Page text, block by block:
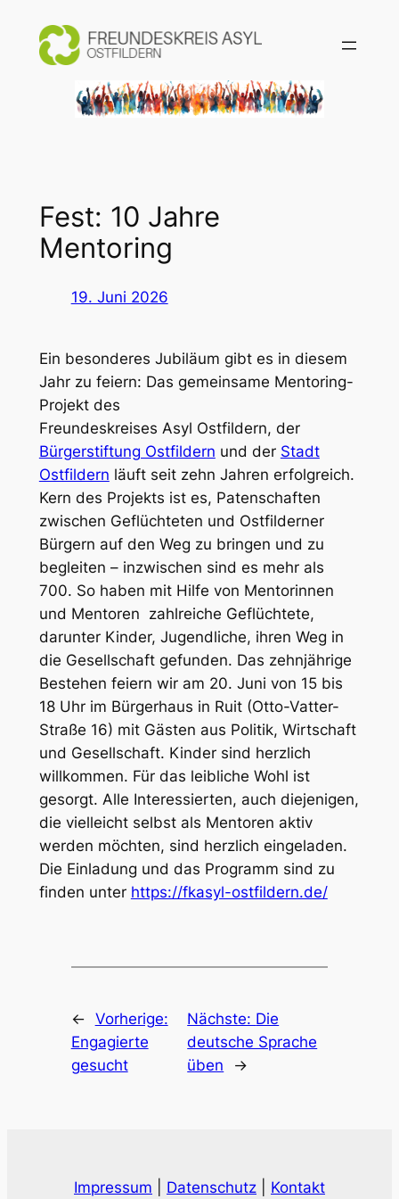
Inhalt
springen
Fest: 10 Jahre
Mentoring
19. Juni 2026
Ein besonderes Jubiläum gibt es in diesem
Jahr zu feiern: Das gemeinsame Mentoring-
Projekt des
Freundeskreises Asyl Ostfildern, der
Bürgerstiftung Ostfildern und der Stadt
Ostfildern läuft seit zehn Jahren erfolgreich.
Kern des Projekts ist es, Patenschaften
zwischen Geflüchteten und Ostfilderner
Bürgern auf den Weg zu bringen und zu
begleiten – inzwischen sind es mehr als
700. So haben mit Hilfe von Mentorinnen
und Mentoren zahlreiche Geflüchtete,
darunter Kinder, Jugendliche, ihren Weg in
die Gesellschaft gefunden. Das zehnjährige
Bestehen feiern wir am 20. Juni von 15 bis
18 Uhr im Bürgerhaus in Ruit (Otto-Vatter-
Straße 16) mit Gästen aus Politik, Wirtschaft
und Gesellschaft. Kinder sind herzlich
willkommen. Für das leibliche Wohl ist
gesorgt. Alle Interessierten, auch diejenigen,
die vielleicht selbst als Mentoren aktiv
werden möchten, sind herzlich eingeladen.
Die Einladung und das Programm sind zu
finden unter https://fkasyl-ostfildern.de/
← Vorherige:
Engagierte
gesucht
Nächste: Die
deutsche Sprache
üben
→
Impressum Datenschutz Kontakt